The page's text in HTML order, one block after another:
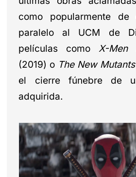
como popularmente de
paralelo al UCM de
películas como X-Men
(2019) o The New Mutants
el cierre fúnebre de
adquirida.